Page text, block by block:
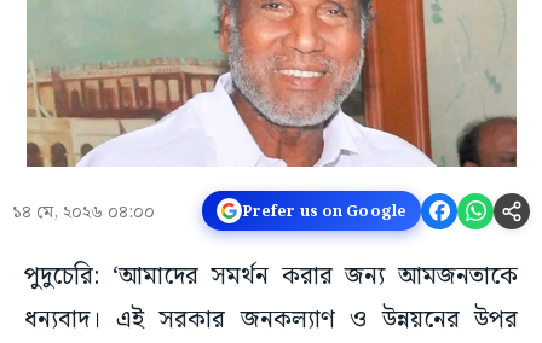
১৪ মে, ২০২৬ ০৪:০০ Prefer us on Google
পুদুচেরি: ‘আমাদের সমর্থন করার জন্য আমজনতাকে
ধন্যবাদ। এই সরকার জনকল্যাণ ও উন্নয়নের উপর